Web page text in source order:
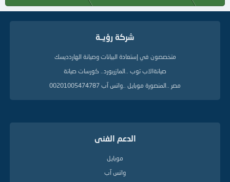
ا
ل
شركة رؤيــة
متخصصون في إستعادة البيانات وصيانة الهاردديسك
صيانةالاب توب ..المازربورد.. كورسات صيانة
مصر ..المنصورة موبايل ..واتس آب 00201005474787
الدعم الفنى
موبايل
واتس آب